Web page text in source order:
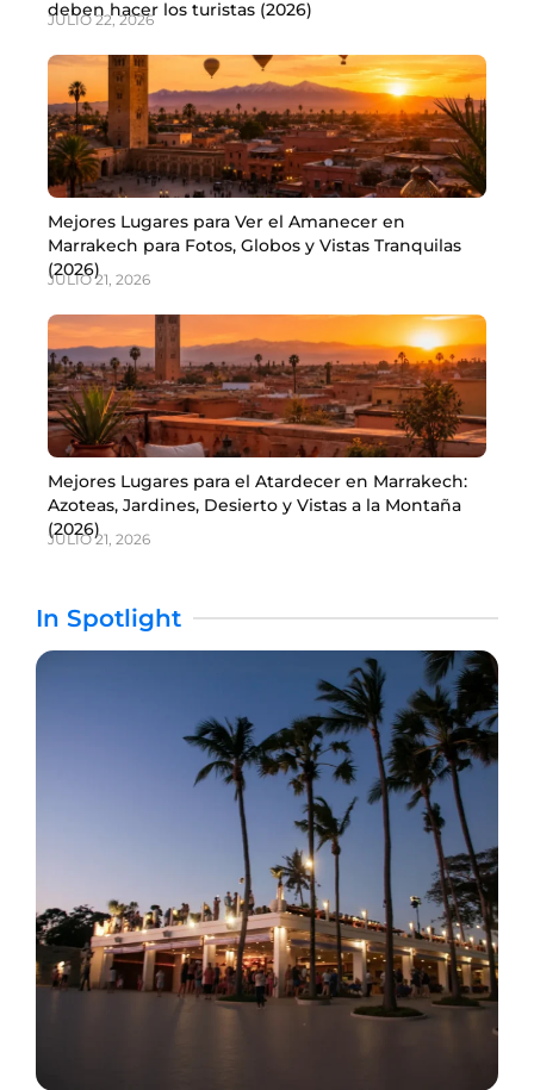
deben hacer los turistas (2026)
JULIO 22, 2026
Mejores Lugares para Ver el Amanecer en
Marrakech para Fotos, Globos y Vistas Tranquilas
(2026)
JULIO 21, 2026
Mejores Lugares para el Atardecer en Marrakech:
Azoteas, Jardines, Desierto y Vistas a la Montaña
(2026)
JULIO 21, 2026
In Spotlight